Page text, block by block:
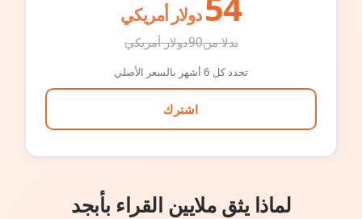
دولار أمريكي
بدلا من90دولار أمريكي
تجدد كل 6 أشهر بالسعر الأصلي
اشترك
لماذا يثق ملايين القراء بأبجد